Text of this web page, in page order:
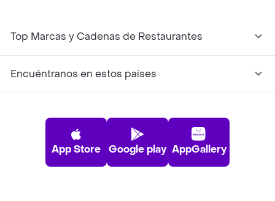
Top Marcas y Cadenas de Restaurantes
Encuéntranos en estos países
App Store Google play AppGallery